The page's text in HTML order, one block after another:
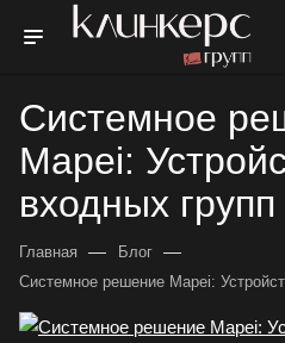
Системное
Mapei:
входных групп
Главная — Блог —
Системное решение Mapei: